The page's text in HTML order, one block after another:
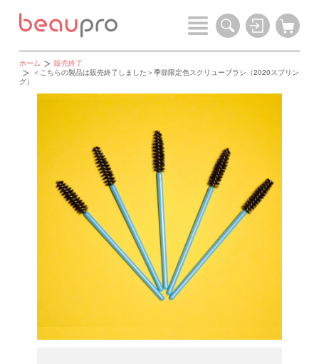
ホーム
販売終了
＜こちらの製品は販売終了しました＞季節限定色スクリューブラシ（2020スプリン
グ）